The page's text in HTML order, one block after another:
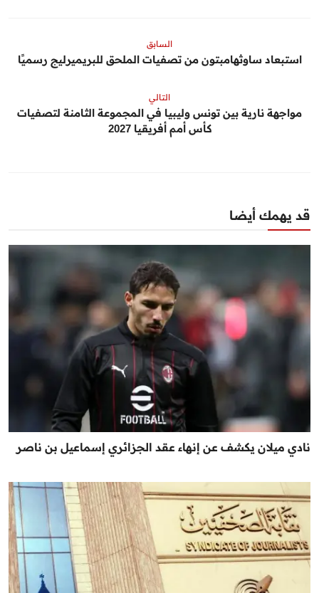
السابق
استبعاد ساوثهامبتون من تصفيات الملحق للبريميرليج رسميًا
التالي
مواجهة نارية بين تونس وليبيا في المجموعة الثامنة لتصفيات
كأس أمم أفريقيا 2027
قد يهمك أيضا
نادي ميلان يكشف عن إنهاء عقد الجزائري إسماعيل بن ناصر